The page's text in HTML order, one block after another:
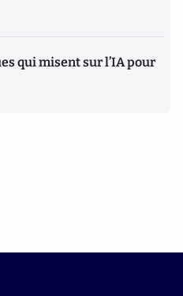
qui misent sur l’IA pour